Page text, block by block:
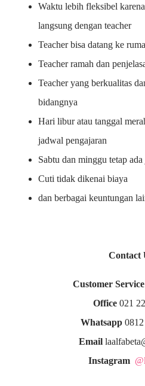
Waktu lebih fleksibel
langsung dengan teacher
Teacher bisa datang ke
Teacher ramah dan
Teacher yang berkualitas
bidangnya
Hari libur atau tanggal
jadwal pengajaran
Sabtu dan minggu tetap
Cuti tidak dikenai biaya
dan berbagai keuntungan
Contact
Customer
Office 021
Whatsapp
Email
Instagram